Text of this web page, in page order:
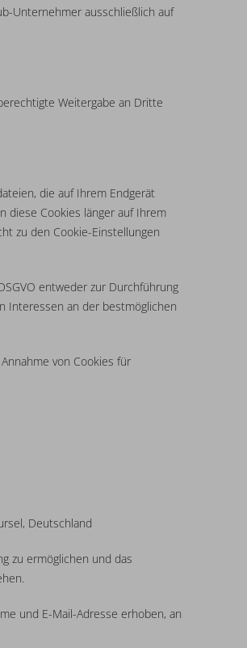
Unternehmer ausschließlich auf
Weitergabe an Dritte
die auf Ihrem Endgerät
diese Cookies länger auf Ihrem
zu den Cookie-Einstellungen
entweder zur Durchführung
Interessen an der bestmöglichen
von Cookies für
Deutschland
zu ermöglichen und das
und E-Mail-Adresse erhoben, an